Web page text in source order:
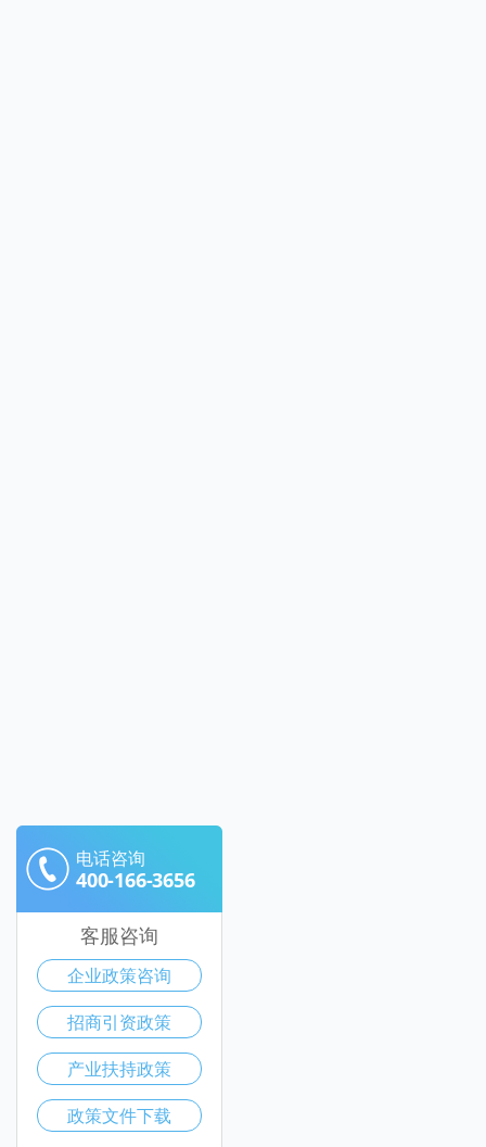
电话咨询
400-166-3656
客服咨询
企业政策咨询
招商引资政策
产业扶持政策
政策文件下载